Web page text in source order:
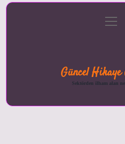
menüyü
aç
Güncel
Sektörden ilham alan